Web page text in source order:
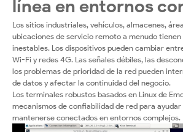
línea en entornos
Los sitios industriales, vehículos, almacenes,
ubicaciones de servicio remoto a menudo
inestables. Los dispositivos pueden cambiar
Wi-Fi y redes 4G. Las señales débiles, las
los problemas de prioridad de la red pueden
de datos y afectar la continuidad del negocio.
Los terminales robustos basados en Linux de
mecanismos de confiabilidad de red para ayudar
mantenerse conectados en entornos complejos.